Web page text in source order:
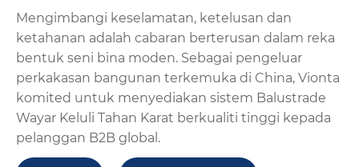
Mengimbangi keselamatan, ketelusan dan
ketahanan adalah cabaran berterusan dalam reka
bentuk seni bina moden. Sebagai pengeluar
perkakasan bangunan terkemuka di China, Vionta
komited untuk menyediakan sistem Balustrade
Wayar Keluli Tahan Karat berkualiti tinggi kepada
pelanggan B2B global.